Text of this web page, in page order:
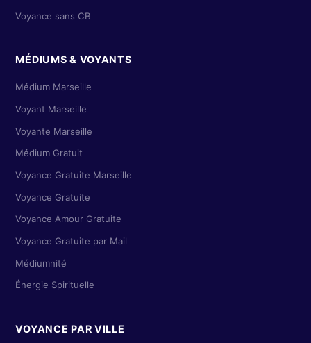
Voyance sans CB
MÉDIUMS & VOYANTS
Médium Marseille
Voyant Marseille
Voyante Marseille
Médium Gratuit
Voyance Gratuite Marseille
Voyance Gratuite
Voyance Amour Gratuite
Voyance Gratuite par Mail
Médiumnité
Énergie Spirituelle
VOYANCE PAR VILLE